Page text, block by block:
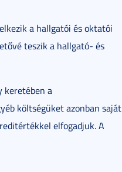
a hallgatói és oktatói
teszik a hallgató- és
keretében a
költségüket azonban saját
elfogadjuk. A